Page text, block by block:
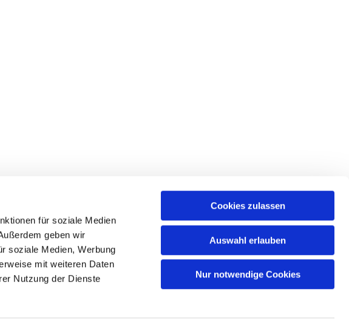
für soziale Medien
geben wir
soziale Medien, Werbung
mit weiteren Daten
Nutzung der Dienste
Cookies zulassen
Auswahl erlauben
Nur notwendige Cookies
Erfurter Innenstadt
aktiv werden